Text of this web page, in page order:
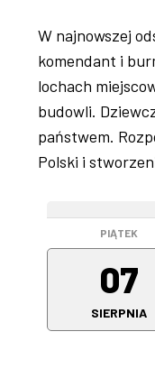
W najnowszej
komendant i
lochach
budowli.
państwem.
Polski i
PIĄTEK
07
SIERPNIA